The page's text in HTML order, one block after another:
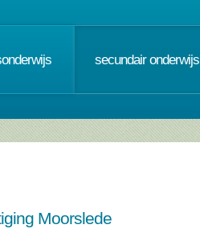
secundair onderwijs
Moorslede